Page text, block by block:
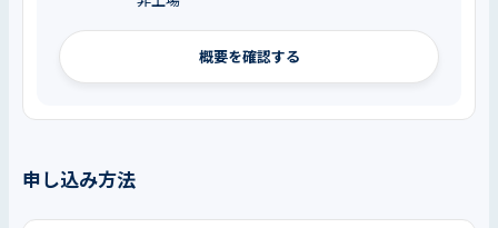
概要を確認する
申し込み方法